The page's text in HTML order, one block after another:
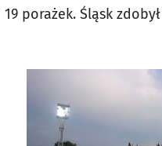
porażek. Śląsk